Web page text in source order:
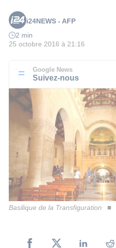
i24NEWS - AFP
2 min
25 octobre 2016 à 21:16
Google News
Suivez-nous
Basilique de la Transfiguration